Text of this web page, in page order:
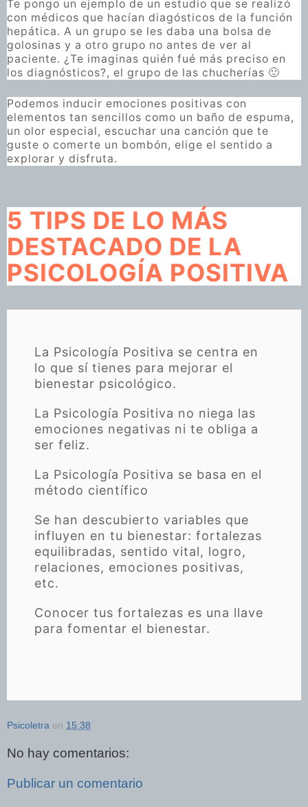
Te pongo un ejemplo de un estudio que se realizó
con médicos que hacían diagósticos de la función
hepática. A un grupo se les daba una bolsa de
golosinas y a otro grupo no antes de ver al
paciente. ¿Te imaginas quién fué más preciso en
los diagnósticos?, el grupo de las chucherías 🙂
Podemos inducir emociones positivas con
elementos tan sencillos como un baño de espuma,
un olor especial, escuchar una canción que te
guste o comerte un bombón, elige el sentido a
explorar y disfruta.
5 TIPS DE LO MÁS
DESTACADO DE LA
PSICOLOGÍA POSITIVA
La Psicología Positiva se centra en
lo que sí tienes para mejorar el
bienestar psicológico.
La Psicología Positiva no niega las
emociones negativas ni te obliga a
ser feliz.
La Psicología Positiva se basa en el
método científico
Se han descubierto variables que
influyen en tu bienestar: fortalezas
equilibradas, sentido vital, logro,
relaciones, emociones positivas,
etc.
Conocer tus fortalezas es una llave
para fomentar el bienestar.
Psicoletra en 15:38
No hay comentarios:
Publicar un comentario